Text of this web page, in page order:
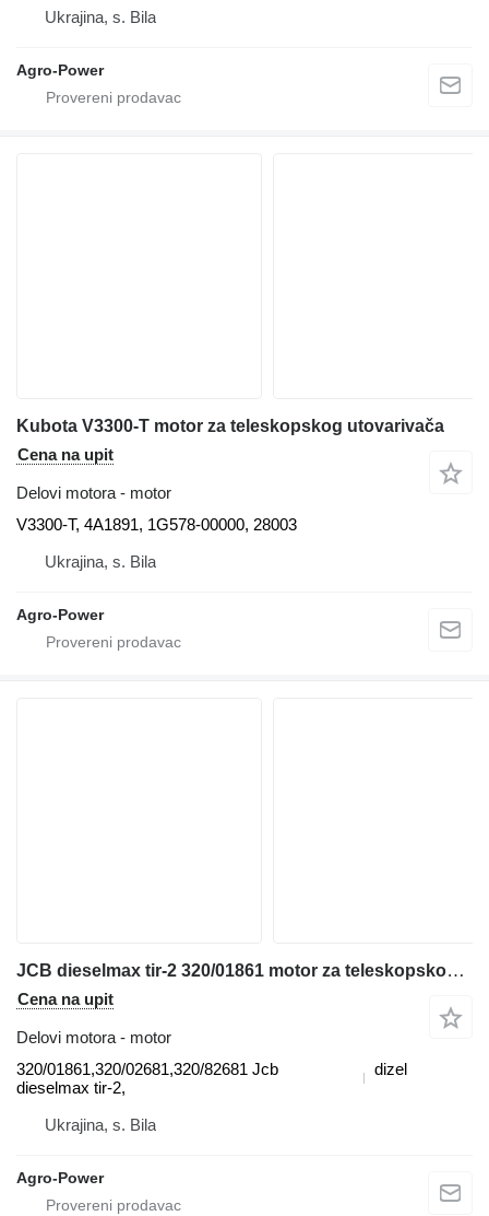
Ukrajina, s. Bila
Agro-Power
Kubota V3300-T motor za teleskopskog utovarivača
Cena na upit
Delovi motora - motor
V3300-T, 4A1891, 1G578-00000, 28003
Ukrajina, s. Bila
Agro-Power
JCB dieselmax tir-2 320/01861 motor za teleskopskog utovarivača
Cena na upit
Delovi motora - motor
320/01861,320/02681,320/82681 Jcb
dieselmax tir-2,
dizel
Ukrajina, s. Bila
Agro-Power